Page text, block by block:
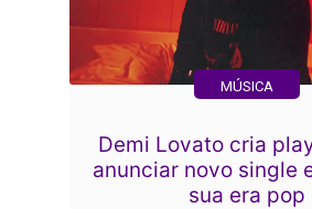
MÚSICA
Demi Lovato cria
anunciar novo single
sua era pop